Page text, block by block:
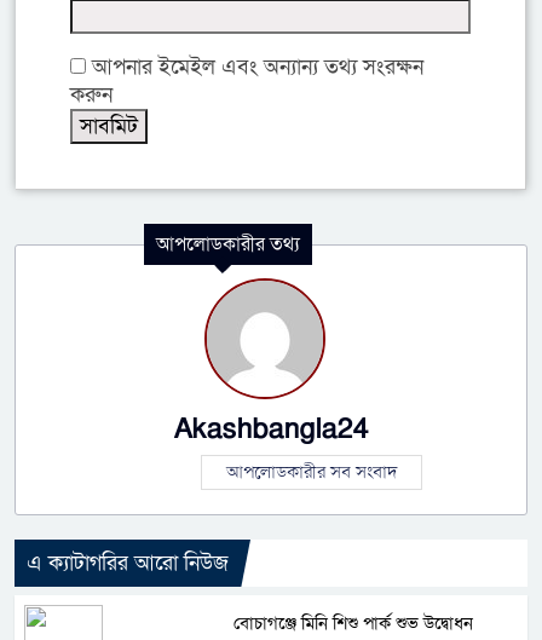
আপনার ইমেইল এবং অন্যান্য তথ্য সংরক্ষন
করুন
আপলোডকারীর তথ্য
Akashbangla24
আপলোডকারীর সব সংবাদ
এ ক্যাটাগরির আরো নিউজ
বোচাগঞ্জে মিনি শিশু পার্ক শুভ উদ্বোধন